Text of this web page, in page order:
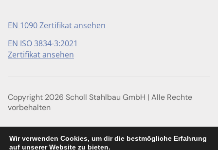
EN 1090 Zertifikat ansehen
EN ISO 3834-3:2021
Zertifikat ansehen
Copyright 2026 Scholl Stahlbau GmbH | Alle Rechte
vorbehalten
Wir verwenden Cookies, um dir die bestmögliche Erfahrung
auf unserer Website zu bieten.